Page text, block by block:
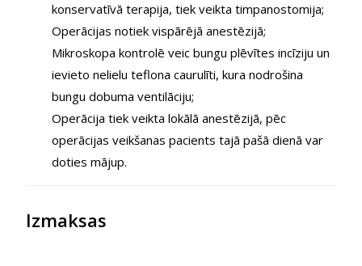
konservatīvā terapija, tiek veikta timpanostomija;
Operācijas notiek vispārējā anestēzijā;
Mikroskopa kontrolē veic bungu plēvītes incīziju un
ievieto nelielu teflona caurulīti, kura nodrošina
bungu dobuma ventilāciju;
Operācija tiek veikta lokālā anestēzijā, pēc
operācijas veikšanas pacients tajā pašā dienā var
doties mājup.
Izmaksas